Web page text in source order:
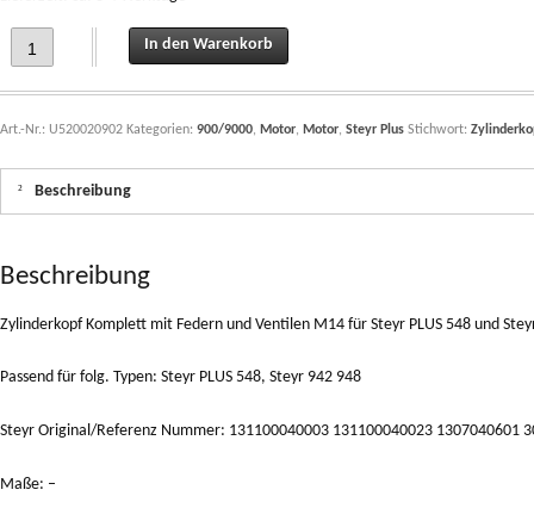
Zylinderkopf Komplett mit Federn und Ventilen M14 für Steyr PLUS 548 und
In den Warenkorb
Art.-Nr.: U520020902 Kategorien: 900/9000, Motor, Motor, Steyr Plus Stichwort:
Beschreibung
Beschreibung
Zylinderkopf Komplett mit Federn und Ventilen M14 für Steyr PLUS 548 und
Passend für folg. Typen: Steyr PLUS 548, Steyr 942 948
Steyr Original/Referenz Nummer: 131100040003 131100040023 1307040601
Maße: –